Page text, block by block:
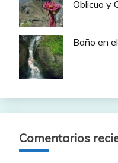
Oblicuo y
Baño en
Comentarios